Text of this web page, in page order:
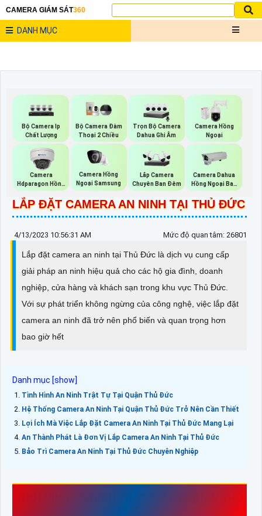
CAMERA GIÁM SÁT360
DANH MỤC
Bộ Camera Ip
Chất Lượng
Bộ Camera Đàm
Thoại 2 Chiều
Trọn Bộ Camera
Dahua Ghi Âm
Camera Hồng
Ngoại
Camera
Hdparagon Hồng
Ngoại
Camera Hồng
Ngoại Samsung
Lắp Camera
Chuyên Ban Đêm
Camera Dahua
Hồng Ngoại Ban
Đêm
LẮP ĐẶT CAMERA AN NINH TẠI THỦ ĐỨC
4/13/2023 10:56:31 AM Mức độ quan tâm: 26801
Lắp đặt camera an ninh tại Thủ Đức là dịch vụ cung cấp
giải pháp an ninh hiệu quả cho các hộ gia đình, doanh
nghiệp, cửa hàng và khách sạn trong khu vực Thủ Đức.
Với sự phát triển không ngừng của công nghệ, việc lắp đặt
camera an ninh đã trở nên phổ biến và quan trọng hơn
bao giờ hết
Tình Hình An Ninh Trật Tự Tại Quận Thủ Đức
Hệ Thống Camera An Ninh Tại Quận Thủ Đức Trở Nên Cần Thiết
Lợi Ích Mà Việc Lắp Đặt Camera An Ninh Tại Thủ Đức Mang Lại
An Thành Phát Là Đơn Vị Lắp Camera An Ninh Tại Thủ Đức
Bảo Trì Camera An Ninh Tại Thủ Đức Chuyên Nghiệp